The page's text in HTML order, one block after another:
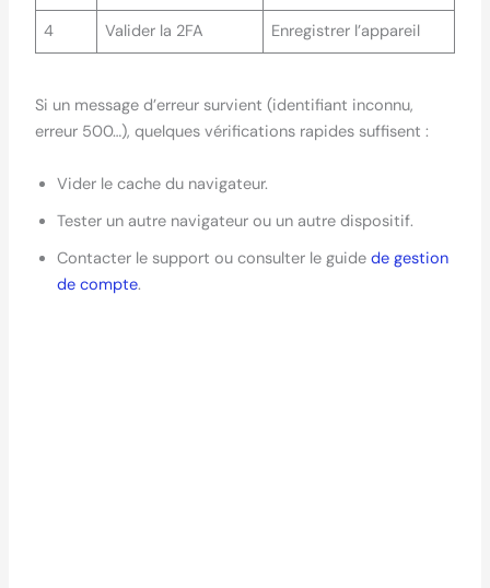
4 Valider la 2FA Enregistrer l’appareil
Si un message d’erreur survient (identifiant inconnu,
erreur 500…), quelques vérifications rapides suffisent :
Vider le cache du navigateur.
Tester un autre navigateur ou un autre dispositif.
Contacter le support ou consulter le guide de gestion
de compte.